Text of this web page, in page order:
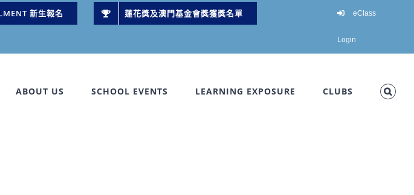
新生報名 蓮花獎及澳門基金會獎獲獎名單 eClass
Login
ABOUT US SCHOOL EVENTS LEARNING EXPOSURE CLUBS